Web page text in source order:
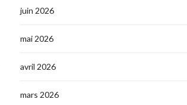
juin 2026
mai 2026
avril 2026
mars 2026